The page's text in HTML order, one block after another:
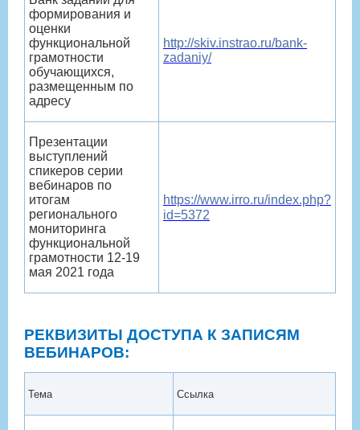
формирования и
оценки
функциональной
грамотности
обучающихся,
размещенным по
адресу
http://skiv.instrao.ru/bank-
zadaniy/
Презентации
выступлений
спикеров серии
вебинаров по
итогам
регионального
мониторинга
функциональной
грамотности 12-19
мая 2021 года
https://www.irro.ru/index.php?
id=5372
РЕКВИЗИТЫ ДОСТУПА К ЗАПИСЯМ
ВЕБИНАРОВ:
Тема Ссылка